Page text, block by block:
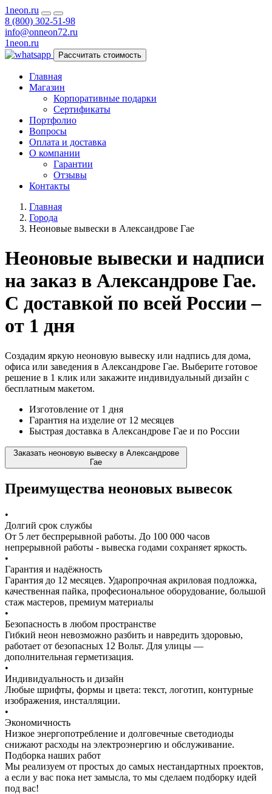
1neon.ru
8 (800) 302-51-98
info@onneon72.ru
1neon.ru
Рассчитать стоимость
Главная
Магазин
Корпоративные подарки
Сертификаты
Портфолио
Вопросы
Оплата и доставка
О компании
Гарантии
Отзывы
Контакты
Главная
Города
Неоновые вывески в Александрове Гае
Неоновые вывески и надписи
на заказ в Александрове Гае.
С доставкой по всей России –
от 1 дня
Создадим яркую неоновую вывеску или надпись для дома,
офиса или заведения в Александрове Гае. Выберите готовое
решение в 1 клик или закажите индивидуальный дизайн с
бесплатным макетом.
Изготовление от 1 дня
Гарантия на изделие от 12 месяцев
Быстрая доставка в Александрове Гае и по России
Заказать неоновую вывеску в Александрове
Гае
Преимущества неоновых вывесок
•
Долгий срок службы
От 5 лет беспрерывной работы. До 100 000 часов
непрерывной работы - вывеска годами сохраняет яркость.
•
Гарантия и надёжность
Гарантия до 12 месяцев. Ударопрочная акриловая подложка,
качественная пайка, професиональное оборудование, большой
стаж мастеров, премиум материалы
•
Безопасность в любом пространстве
Гибкий неон невозможно разбить и навредить здоровью,
работает от безопасных 12 Вольт. Для улицы —
дополнительная герметизация.
•
Индивидуальность и дизайн
Любые шрифты, формы и цвета: текст, логотип, контурные
изображения, инсталляции.
•
Экономичность
Низкое энергопотребление и долговечные светодиоды
снижают расходы на электроэнергию и обслуживание.
Подборка наших работ
Мы реализуем от простых до самых нестандартных проектов,
а если у вас пока нет замысла, то мы сделаем подборку идей
под вас!